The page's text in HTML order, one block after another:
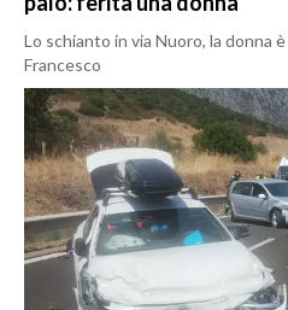
Lo schianto in via Nuoro, la donna
Francesco